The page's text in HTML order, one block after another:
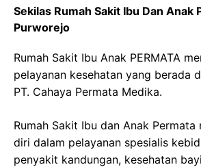
Sekilas Rumah Sakit Ibu Dan Anak
Purworejo
Rumah Sakit Ibu Anak PERMATA
pelayanan kesehatan yang berada
PT. Cahaya Permata Medika.
Rumah Sakit Ibu dan Anak Permata
diri dalam pelayanan spesialis
penyakit kandungan, kesehatan